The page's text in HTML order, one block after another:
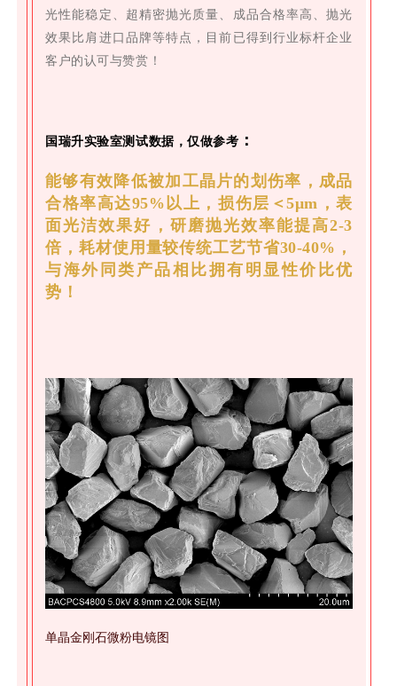
光性能稳定、超精密抛光质量、成品合格率高、抛光
效果比肩进口品牌等特点，目前已得到行业标杆企业
客户的认可与赞赏！
国瑞升实验室测试数据，仅做参考 ：
能够有效降低被加工晶片的划伤率，成品
合格率高达95%以上，损伤层＜5μm，表
面光洁效果好，研磨抛光效率能提高2-3
倍，耗材使用量较传统工艺节省30-40%，
与海外同类产品相比拥有明显性价比优
势！
单晶金刚石微粉电镜图